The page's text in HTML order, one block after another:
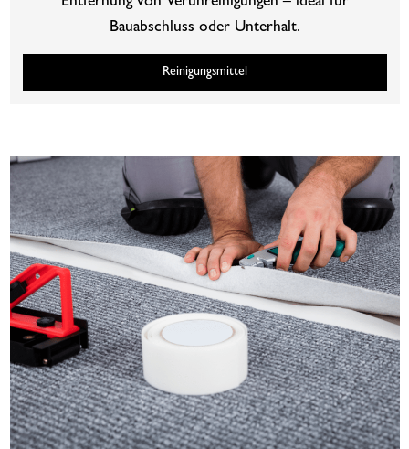
Bauabschluss oder Unterhalt.
Reinigungsmittel